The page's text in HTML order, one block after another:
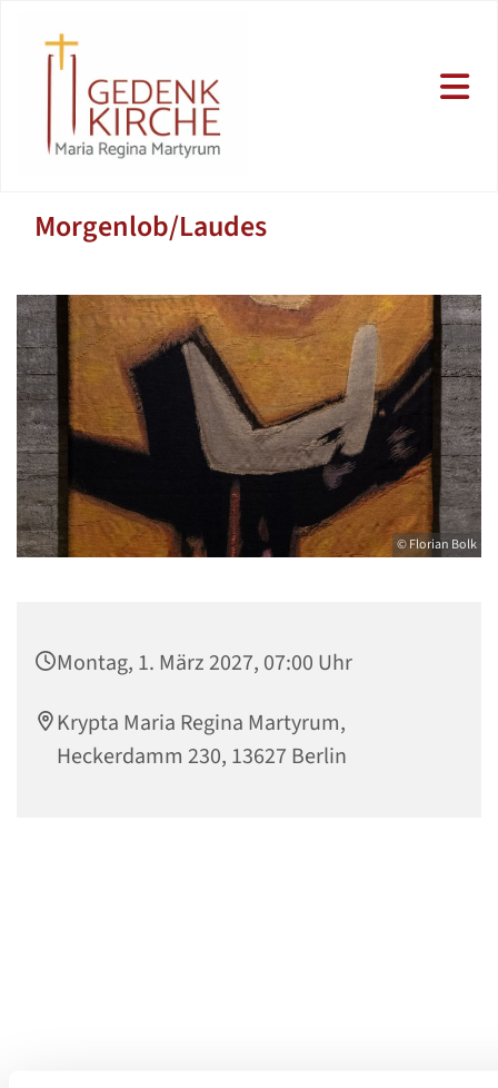
Morgenlob/Laudes
© Florian Bolk
Montag, 1. März 2027, 07:00 Uhr
Krypta Maria Regina Martyrum,
Heckerdamm 230, 13627 Berlin